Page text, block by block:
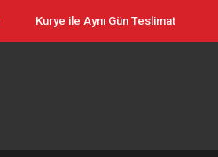
Kurye ile Aynı Gün Teslimat